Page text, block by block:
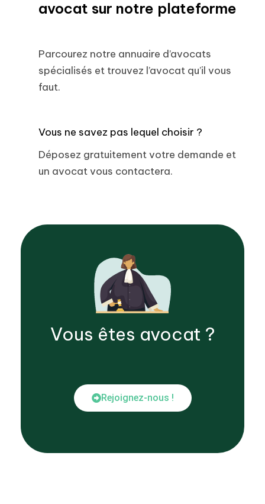
avocat sur notre plateforme
Parcourez notre annuaire d’avocats
spécialisés et trouvez l’avocat qu’il vous
faut.
Vous ne savez pas lequel choisir ?
Déposez gratuitement votre demande et
un avocat vous contactera.
Vous êtes avocat ?
Rejoignez-nous !